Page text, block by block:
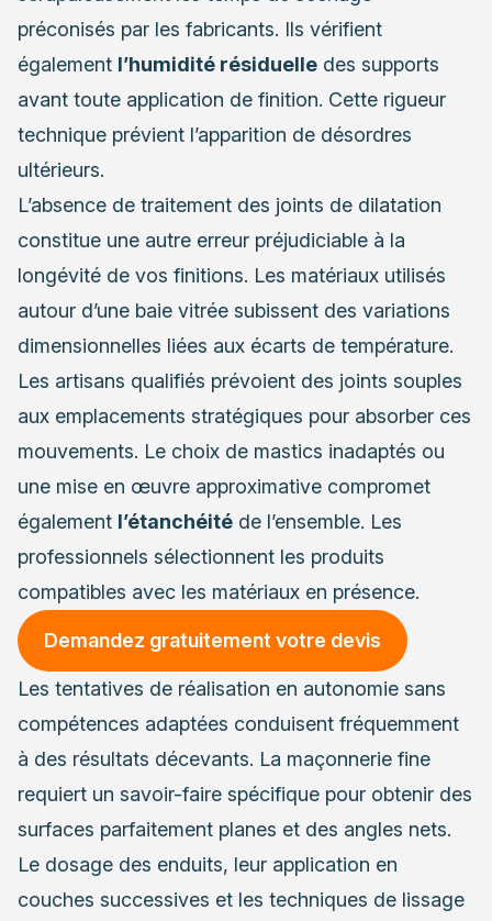
préconisés par les fabricants. Ils vérifient
également l’humidité résiduelle des supports
avant toute application de finition. Cette rigueur
technique prévient l’apparition de désordres
ultérieurs.
L’absence de traitement des joints de dilatation
constitue une autre erreur préjudiciable à la
longévité de vos finitions. Les matériaux utilisés
autour d’une baie vitrée subissent des variations
dimensionnelles liées aux écarts de température.
Les artisans qualifiés prévoient des joints souples
aux emplacements stratégiques pour absorber ces
mouvements. Le choix de mastics inadaptés ou
une mise en œuvre approximative compromet
également l’étanchéité de l’ensemble. Les
professionnels sélectionnent les produits
compatibles avec les matériaux en présence.
Demandez gratuitement votre devis
Les tentatives de réalisation en autonomie sans
compétences adaptées conduisent fréquemment
à des résultats décevants. La maçonnerie fine
requiert un savoir-faire spécifique pour obtenir des
surfaces parfaitement planes et des angles nets.
Le dosage des enduits, leur application en
couches successives et les techniques de lissage